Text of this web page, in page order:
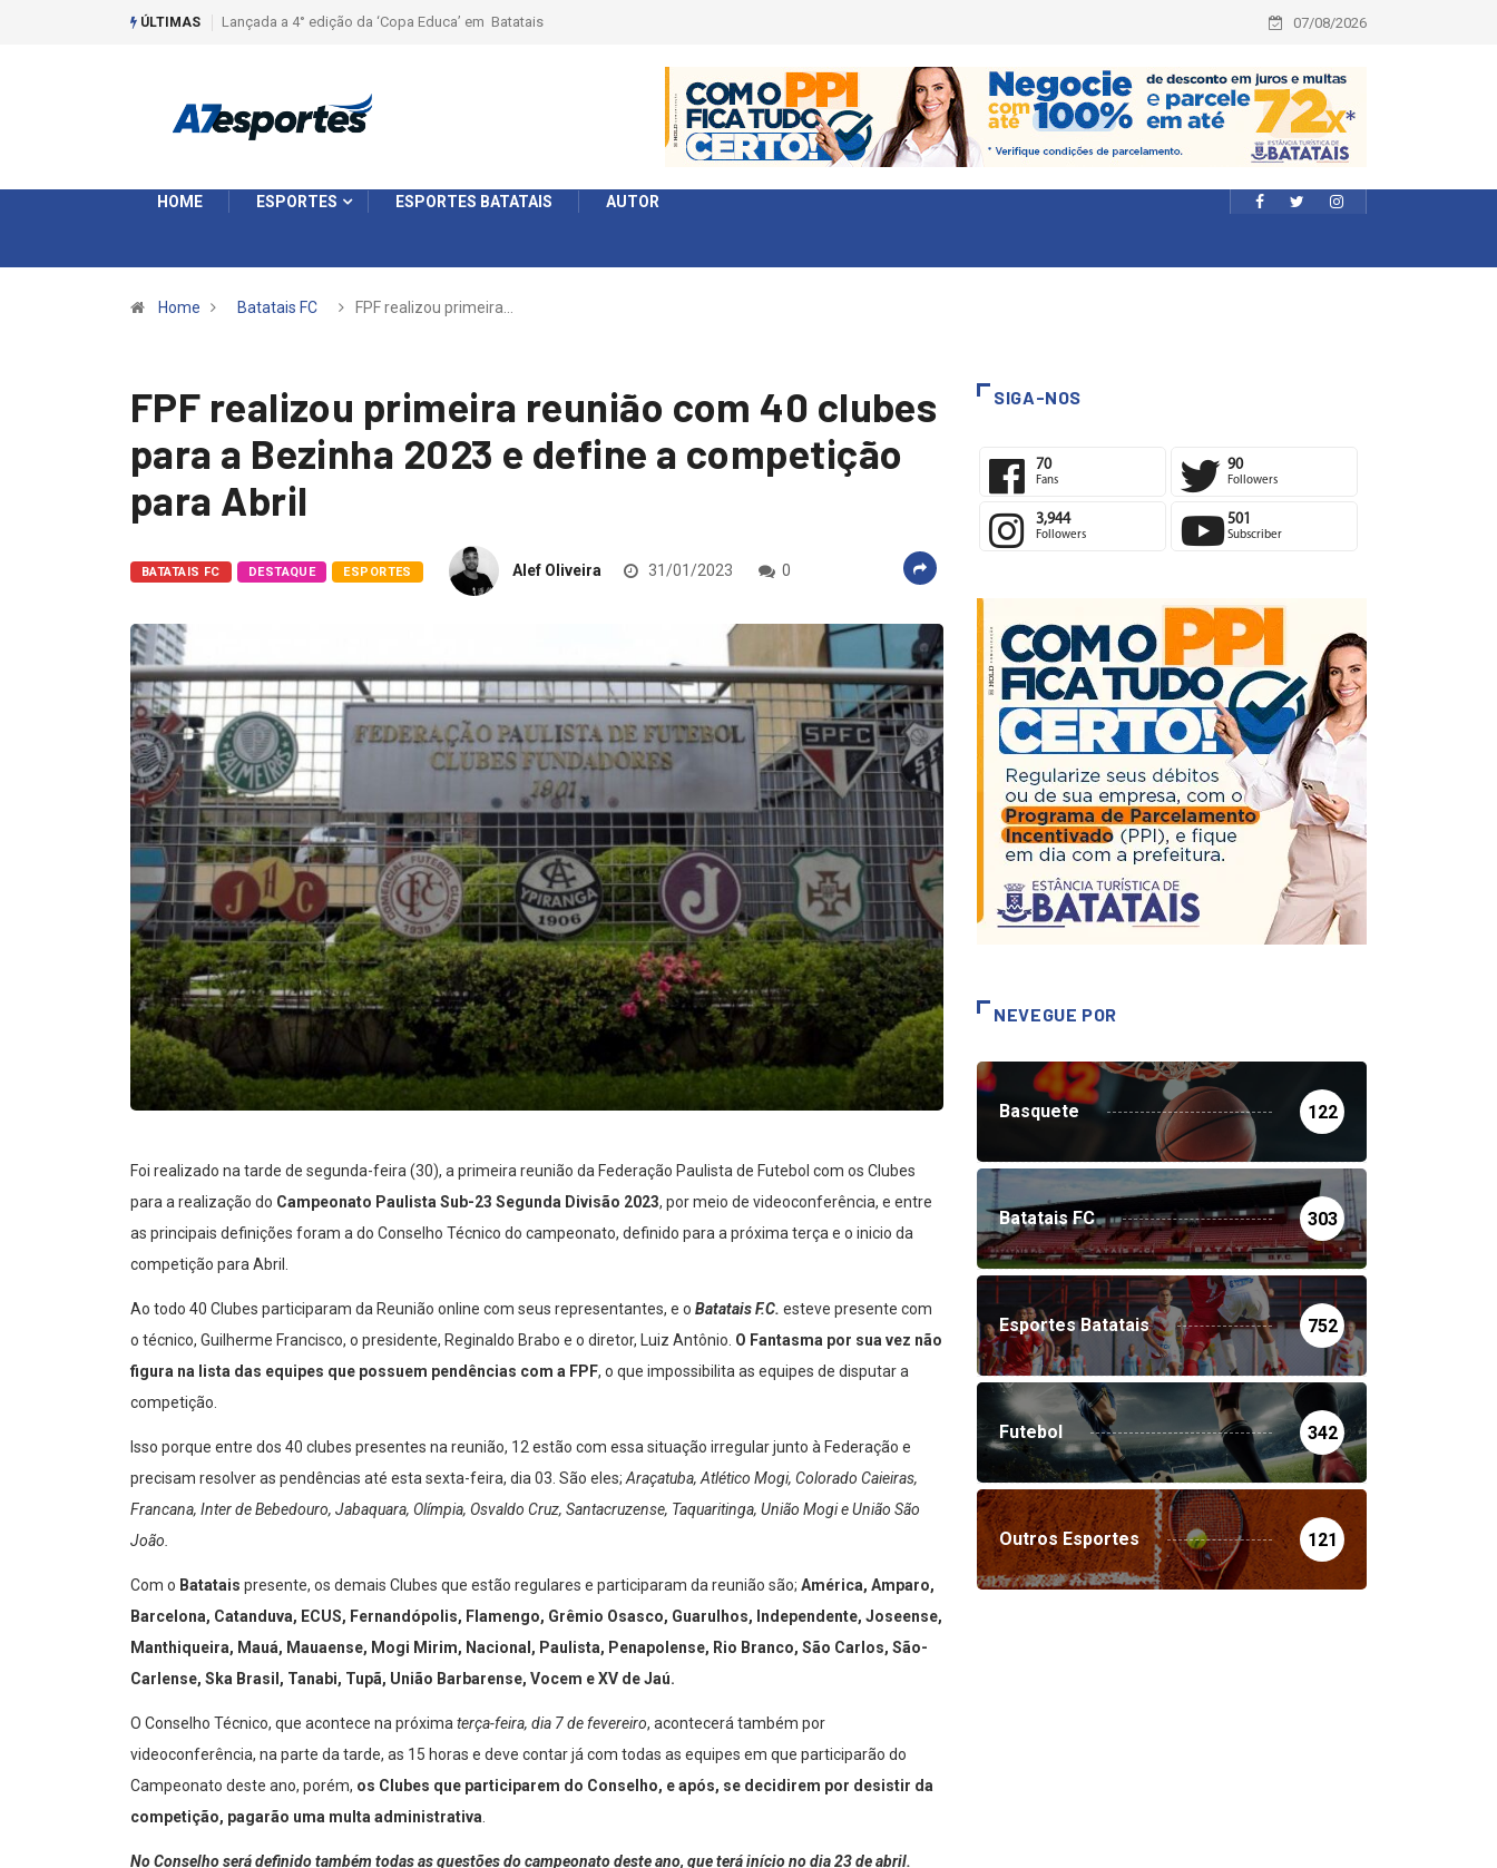
ÚLTIMAS Liga 2026: Equipes rompem com a LABE na Série Ouro e entidade define a 2° fase, times e formato 07/08/2026
HOME ESPORTES ESPORTES BATATAIS AUTOR
Home Batatais FC FPF realizou primeira…
FPF realizou primeira reunião com 40 clubes
para a Bezinha 2023 e define a competição
para Abril
BATATAIS FC DESTAQUE ESPORTES Alef Oliveira 31/01/2023 0
Foi realizado na tarde de segunda-feira (30), a primeira reunião da Federação Paulista de Futebol com os Clubes
para a realização do Campeonato Paulista Sub-23 Segunda Divisão 2023, por meio de videoconferência, e entre
as principais definições foram a do Conselho Técnico do campeonato, definido para a próxima terça e o inicio da
competição para Abril.
Ao todo 40 Clubes participaram da Reunião online com seus representantes, e o Batatais F.C. esteve presente com
o técnico, Guilherme Francisco, o presidente, Reginaldo Brabo e o diretor, Luiz Antônio. O Fantasma por sua vez não
figura na lista das equipes que possuem pendências com a FPF, o que impossibilita as equipes de disputar a
competição.
Isso porque entre dos 40 clubes presentes na reunião, 12 estão com essa situação irregular junto à Federação e
precisam resolver as pendências até esta sexta-feira, dia 03. São eles;Araçatuba, Atlético Mogi, Colorado Caieiras,
Francana, Inter de Bebedouro, Jabaquara, Olímpia, Osvaldo Cruz, Santacruzense, Taquaritinga, União Mogi e União São
João.
Com o Batatais presente, os demais Clubes que estão regulares e participaram da reunião são; América, Amparo,
Barcelona, Catanduva, ECUS, Fernandópolis, Flamengo, Grêmio Osasco, Guarulhos, Independente, Joseense,
Manthiqueira, Mauá, Mauaense, Mogi Mirim, Nacional, Paulista, Penapolense, Rio Branco, São Carlos, São-
Carlense, Ska Brasil, Tanabi, Tupã, União Barbarense, Vocem e XV de Jaú.
O Conselho Técnico, que acontece na próximaterça-feira, dia 7 de fevereiro, acontecerá também por
videoconferência, na parte da tarde, as 15 horas e deve contar já com todas as equipes em que participarão do
Campeonato deste ano, porém, os Clubes que participarem do Conselho, e após, se decidirem por desistir da
competição, pagarão uma multa administrativa.
No Conselho será definido também todas as questões do campeonato deste ano, que terá início no dia 23 de abril.
SIGA-NOS
70
Fans
90
Followers
3,944
Followers
501
Subscriber
NEVEGUE POR
Basquete 122
Batatais FC 303
Esportes Batatais 752
Futebol 342
Outros Esportes 121